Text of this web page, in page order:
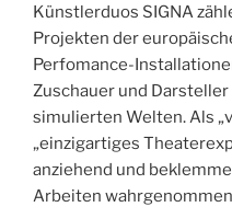
Künstlerduos SIGNA
Projekten der
Perfomance-
Zuschauer und
simulierten Welten. Als
„einzigartiges
anziehend und
Arbeiten